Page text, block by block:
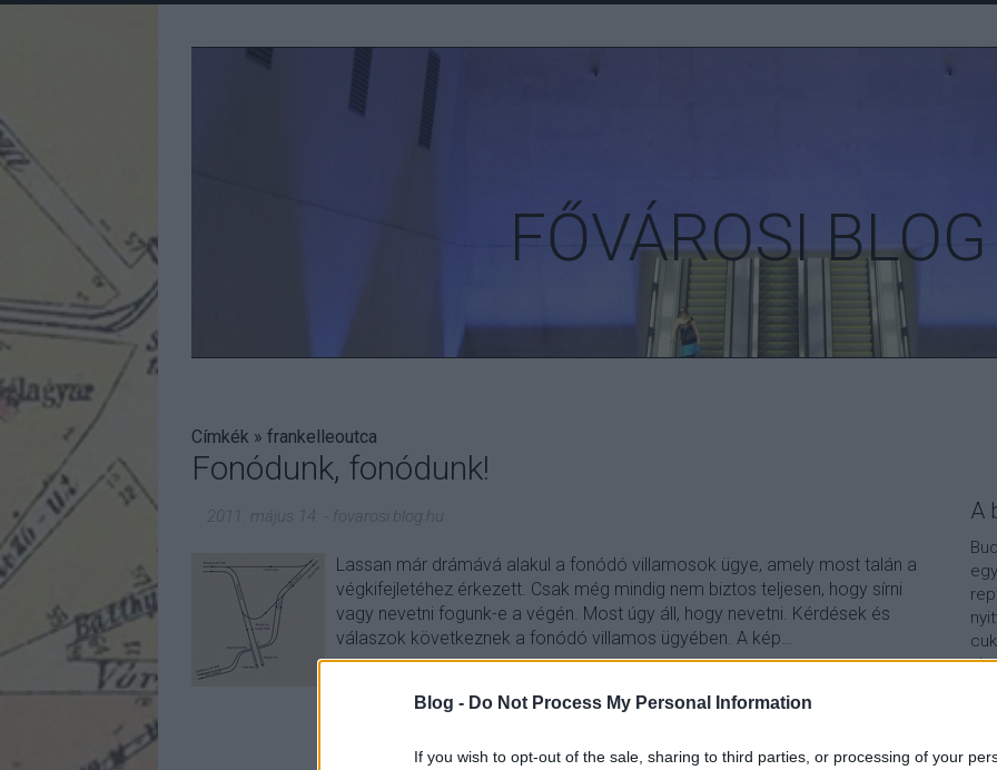
Blog - Do Not Process My Personal Information
If you wish to opt-out of the sale, sharing to third parties, or processing of your
FŐVÁROSI BLOG
Címkék » frankelleoutca
Fonódunk, fonódunk!
2011. május 14. fovarosi.blog.hu
Lassan már drámává alakul a fonódó villamosok ügye, amely most talán a
végkifejletéhez érkezett. Csak még mindig nem biztos teljesen, hogy sírni
vagy nevetni fogunk-e a végén. Most úgy áll, hogy nevetni. Kérdések és
válaszok következnek a fonódó villamos ügyében. A kép…
TOVÁBB
A